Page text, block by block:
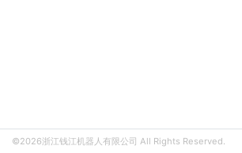
©2026浙江钱江机器人有限公司 All Rights Reserved.